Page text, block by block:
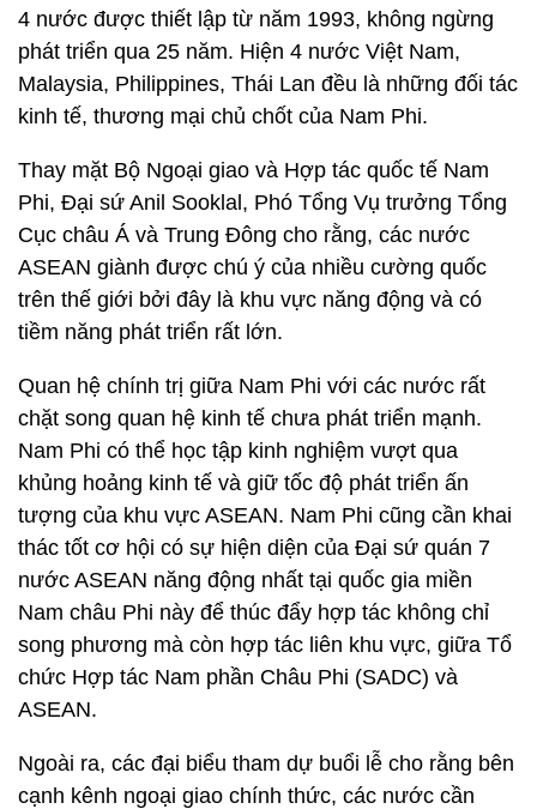
4 nước được thiết lập từ năm 1993, không ngừng
phát triển qua 25 năm. Hiện 4 nước Việt Nam,
Malaysia, Philippines, Thái Lan đều là những đối tác
kinh tế, thương mại chủ chốt của Nam Phi.
Thay mặt Bộ Ngoại giao và Hợp tác quốc tế Nam
Phi, Đại sứ Anil Sooklal, Phó Tổng Vụ trưởng Tổng
Cục châu Á và Trung Đông cho rằng, các nước
ASEAN giành được chú ý của nhiều cường quốc
trên thế giới bởi đây là khu vực năng động và có
tiềm năng phát triển rất lớn.
Quan hệ chính trị giữa Nam Phi với các nước rất
chặt song quan hệ kinh tế chưa phát triển mạnh.
Nam Phi có thể học tập kinh nghiệm vượt qua
khủng hoảng kinh tế và giữ tốc độ phát triển ấn
tượng của khu vực ASEAN. Nam Phi cũng cần khai
thác tốt cơ hội có sự hiện diện của Đại sứ quán 7
nước ASEAN năng động nhất tại quốc gia miền
Nam châu Phi này để thúc đẩy hợp tác không chỉ
song phương mà còn hợp tác liên khu vực, giữa Tổ
chức Hợp tác Nam phần Châu Phi (SADC) và
ASEAN.
Ngoài ra, các đại biểu tham dự buổi lễ cho rằng bên
cạnh kênh ngoại giao chính thức, các nước cần